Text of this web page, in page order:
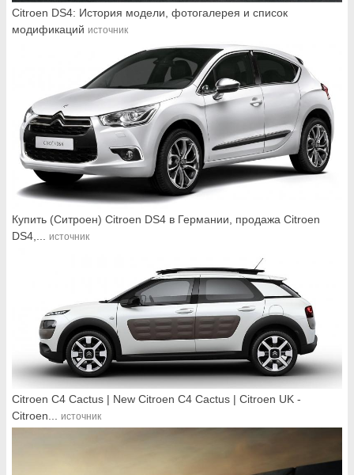
Citroen DS4: История модели, фотогалерея и список
модификаций источник
Купить (Ситроен) Citroen DS4 в Германии, продажа Citroen
DS4,...
источник
Citroen C4 Cactus | New Citroen C4 Cactus | Citroen UK -
Citroen...
источник